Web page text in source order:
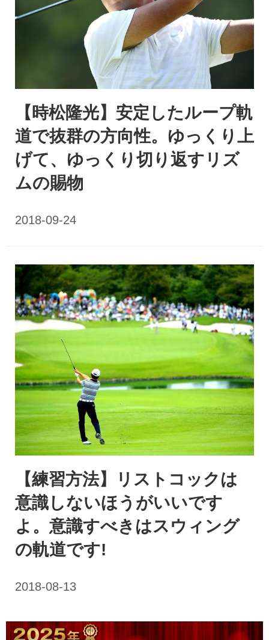
【時松隆光】安定したループ軌
道で抜群の方向性。ゆっくり上
げて、ゆっくり切り返すリズ
ムの賜物
【練習方法】リストコックは
意識しないほうがいいです
よ。意識すべきはスウィング
の軌道です!